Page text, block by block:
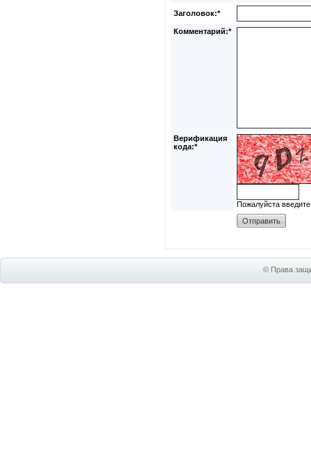
Заголовок:*
Комментарий:*
Верификация
кода:*
Пожалуйста
© Права